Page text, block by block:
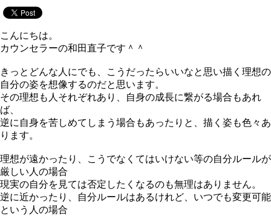
こんにちは。
カウンセラーの和田直子です＾＾
きっとどんな人にでも、こうだったらいいなと思い描く理想の
自分の姿を想像するのだと思います。
その理想も人それぞれあり、自身の成長に繋がる場合もあれ
ば、
逆に自身を苦しめてしまう場合もあったりと、描く姿も色々あ
ります。
理想が遠かったり、こうでなくてはいけない等の自分ルールが
厳しい人の場合
現実の自分を見ては否定したくなるのも無理はありません。
逆に近かったり、自分ルールはあるけれど、いつでも変更可能
という人の場合